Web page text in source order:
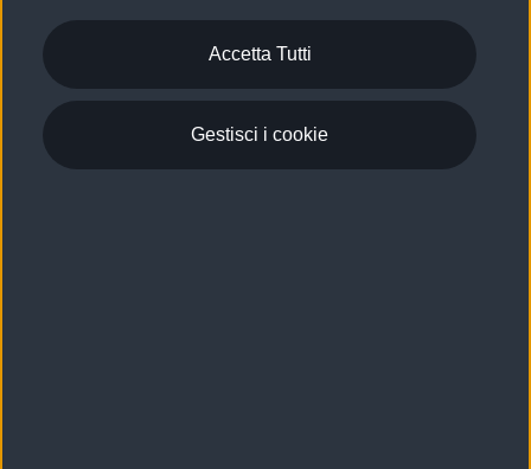
garanzia fino a 4 anni per una maggiore tutela del tuo
acquisto.
Accetta Tutti
Gestisci i cookie